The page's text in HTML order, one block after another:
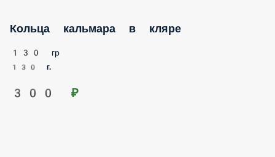
130 гр
130 г.
300 ₽